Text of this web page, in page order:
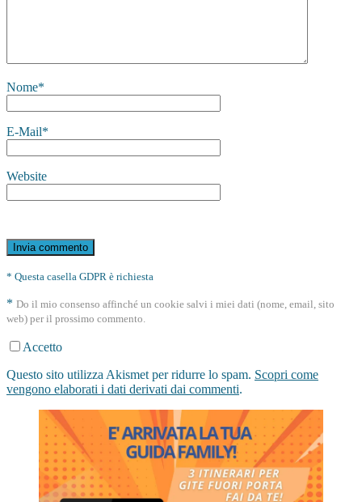
Nome*
E-Mail*
Website
* Questa casella GDPR è richiesta
* Do il mio consenso affinché un cookie salvi i miei dati (nome, email, sito
web) per il prossimo commento.
Accetto
Questo sito utilizza Akismet per ridurre lo spam. Scopri come
vengono elaborati i dati derivati dai commenti.